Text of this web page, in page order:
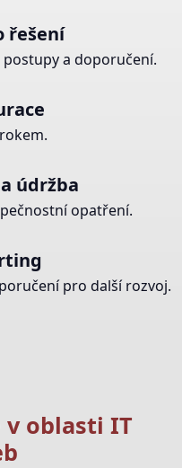
řešení
a doporučení.
údržba
opatření.
pro další rozvoj.
v oblasti IT